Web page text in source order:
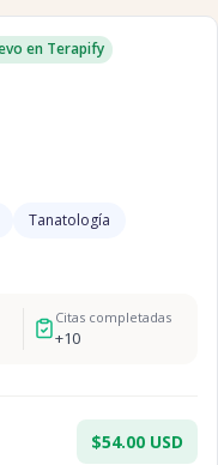
en Terapify
Tanatología
Citas completadas
+10
$54.00 USD